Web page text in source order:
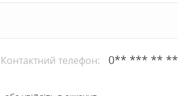
Контактний телефон: 0** *** ** **